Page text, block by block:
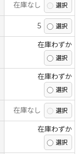
在庫なし
5
在庫わずか
在庫わずか
在庫なし
在庫わずか